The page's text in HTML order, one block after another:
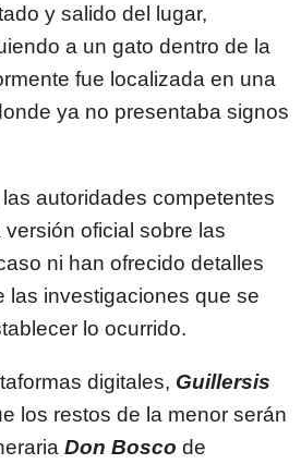
y salido del lugar,
a un gato dentro de la
fue localizada en una
ya no presentaba signos
autoridades competentes
oficial sobre las
ni han ofrecido detalles
las investigaciones que se
lo ocurrido.
digitales, Guillersis
los restos de la menor serán
Don Bosco de